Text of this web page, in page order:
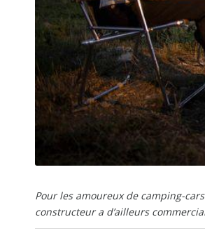
Pour les amoureux de camping-
constructeur a d’ailleurs